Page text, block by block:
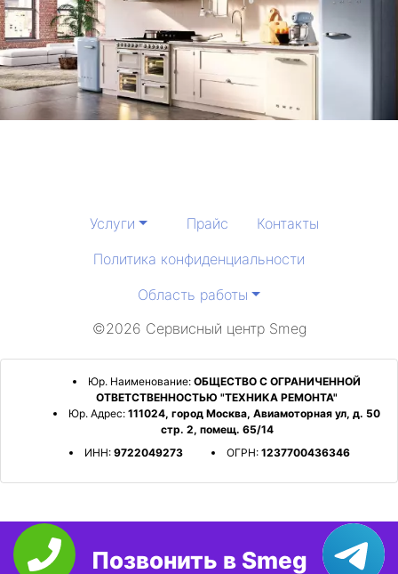
Услуги Прайс
Контакты
Политика конфиденциальности
Область работы
©2026 Сервисный центр Smeg
Юр. Наименование: ОБЩЕСТВО С ОГРАНИЧЕННОЙ
ОТВЕТСТВЕННОСТЬЮ "ТЕХНИКА РЕМОНТА"
Юр. Адрес: 111024, город Москва, Авиамоторная ул, д. 50
стр. 2, помещ. 65/14
ИНН: 9722049273 ОГРН: 1237700436346
Позвонить в Smeg